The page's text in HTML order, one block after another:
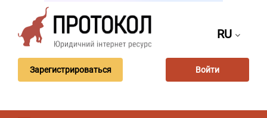
RU
Зарегистрироваться Войти